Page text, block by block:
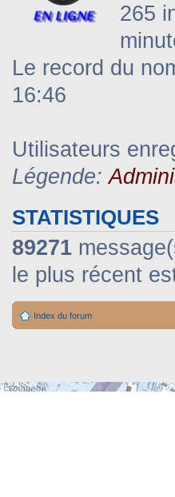
265
Le record du
16:46
Utilisateurs
Légende:
STATISTIQUES
89271
le plus récent
Index du forum